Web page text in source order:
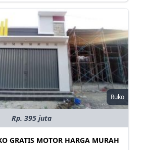
Ruko
Rp. 395 juta
GRATIS MOTOR HARGA MURAH